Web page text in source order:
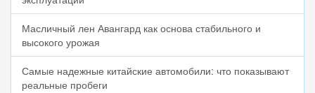
Масличный лен Авангард как основа стабильного и
высокого урожая
Самые надежные китайские автомобили: что показывают
реальные пробеги